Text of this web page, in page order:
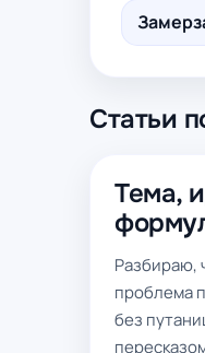
Статьи
Тема,
Разбираю,
проблема
без